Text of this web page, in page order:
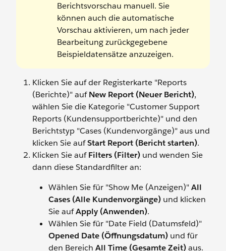
Berichtsvorschau manuell. Sie
können auch die automatische
Vorschau aktivieren, um nach jeder
Bearbeitung zurückgegebene
Beispieldatensätze anzuzeigen.
Klicken Sie auf der Registerkarte "Reports
(Berichte)" aufNew Report (Neuer Bericht),
wählen Sie die Kategorie "Customer Support
Reports (Kundensupportberichte)" und den
Berichtstyp "Cases (Kundenvorgänge)" aus und
klicken Sie aufStart Report (Bericht starten).
Klicken Sie aufFilters (Filter) und wenden Sie
dann diese Standardfilter an:
Wählen Sie für "Show Me (Anzeigen)"All
Cases (Alle Kundenvorgänge) und klicken
Sie aufApply (Anwenden).
Wählen Sie für "Date Field (Datumsfeld)"
Opened Date (Öffnungsdatum) und für
den Bereich All Time (Gesamte Zeit)aus.